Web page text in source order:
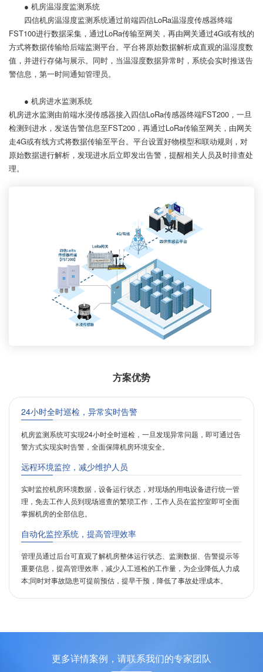
● 机房温湿度监测系统
四信机房温湿度监测系统通过前端四信LoRa温湿度传感器终端
FST100进行数据采集，通过LoRa传输至网关，再由网关通过4G或有线的
方式将数据传输给后端监测平台。平台将原始数据解析成直观的温湿度数
值，并进行存储与展示。同时，当温湿度数据异常时，系统会实时推送告
警信息，第一时间通知管理员。
● 机房进水监测系统
机房进水监测由前端水浸传感器接入四信LoRa传感器终端FST200，一旦
检测到进水，发送告警信息至FST200，再通过LoRa传输至网关，由网关
走4G或有线方式将数据传输至平台。平台设置好物模型和联动规则，对
原始数据进行解析，发现进水后立即发出告警，提醒相关人员及时排查处
理。
方案优势
24小时全时巡检，异常实时告警
机房监测系统可实现24小时全时巡检，一旦发现异常问题，即可通过告
警方式实现实时告警，全面保障机房环境安全。
远程环境监控，减少维护人员
实时监控机房环境数据，设备运行状态，对现场的用电设备进行统一管
理，免去工作人员到现场巡查的繁琐工作，工作人员在监控室即可全面
掌握机房的全部信息。
自动化监控系统，提高管理效率
管理员通过后台可直观了解机房整体运行状态、监测数据、告警提示等
重要信息，提高管理效率，减少人工巡检的工作量，为企业降低人力成
本;同时对事故隐患可提前预估，提早干预，降低了事故处理成本。
更多详情案例，请联系我们的专家团队